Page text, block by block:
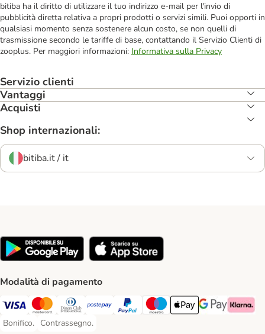
bitiba ha il diritto di utilizzare il tuo indirizzo e-mail per l'invio di
pubblicità diretta relativa a propri prodotti o servizi simili. Puoi opporti in
qualsiasi momento senza sostenere alcun costo, se non quelli di
trasmissione secondo le tariffe di base, contattando il Servizio Clienti di
zooplus. Per maggiori informazioni: Informativa sulla Privacy
Servizio clienti
Vantaggi
Acquisti
Shop internazionali:
bitiba.it / it
Modalità di pagamento
Visa. Payment Method
Mastercard. Payment Method
Diners Club. Payment Method
Postepay. Payment Method
PayPal. Payment Method
Maestro. Payment Method
Apple pay. Payment
Google Pay
Klarna
Bonifico.
Bonifico. Payment Method
Contrassegno.
Contrassegno. Payment Method